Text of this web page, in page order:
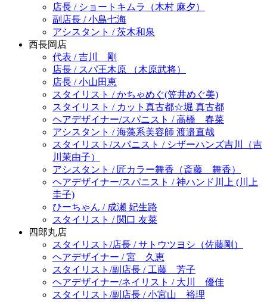
店長 / ショートキムラ（木村 麻夕）
副店長 / 小島七海
アシスタント / 茨木和泉
西長岡店
代表 / 吉川 剛
店長 / スパ王木原 （木原武将）
店長 / 小山田恵
スタイリスト / かちゃめぐ(笠井めぐ美)
スタイリスト / カット真古都☆堀 真古都
ヘアデザイナー/スパニスト / 高橋 春菜
アシスタント / 海藻系美容師 渡邉直哉
スタイリスト/スパニスト / シザーハンズ吉川（吉
川茉由子）
アシスタント / 匠カラー舞香（斎藤 舞香）
ヘアデザイナー/スパニスト / 神ハンド川上 (川上
圭子)
ひーちゃん / 成瀬 妃生路
スタイリスト / 関口 友菜
四郎丸店
スタイリスト/店長 / サトウツヨシ（佐藤剛）
ヘアデザイナー / 宮 久恵
スタイリスト/副店長 / 工藤 芳子
ヘアデザイナー/ネイリスト / 大川 優佳
スタイリスト/副店長 / 小宮山 裕理